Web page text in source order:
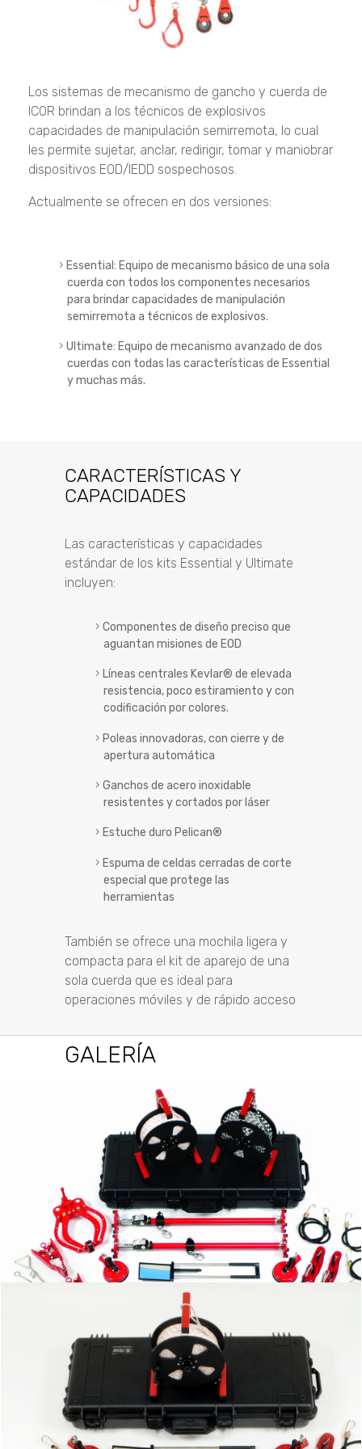
Los sistemas de mecanismo de gancho y cuerda de
ICOR brindan a los técnicos de explosivos
capacidades de manipulación semirremota, lo cual
les permite sujetar, anclar, redirigir, tomar y maniobrar
dispositivos EOD/IEDD sospechosos.
Actualmente se ofrecen en dos versiones:
Essential: Equipo de mecanismo básico de una sola
cuerda con todos los componentes necesarios
para brindar capacidades de manipulación
semirremota a técnicos de explosivos.
Ultimate: Equipo de mecanismo avanzado de dos
cuerdas con todas las características de Essential
y muchas más.
CARACTERÍSTICAS Y
CAPACIDADES
Las características y capacidades
estándar de los kits Essential y Ultimate
incluyen:
Componentes de diseño preciso que
aguantan misiones de EOD
Líneas centrales Kevlar® de elevada
resistencia, poco estiramiento y con
codificación por colores.
Poleas innovadoras, con cierre y de
apertura automática
Ganchos de acero inoxidable
resistentes y cortados por láser
Estuche duro Pelican®
Espuma de celdas cerradas de corte
especial que protege las
herramientas
También se ofrece una mochila ligera y
compacta para el kit de aparejo de una
sola cuerda que es ideal para
operaciones móviles y de rápido acceso
GALERÍA